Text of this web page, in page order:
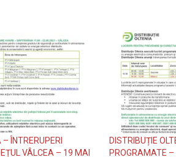
ÎNTRERUPERI
VÂLCEA – 19 MAI
DISTRIBUȚIE
PROGRAMATE